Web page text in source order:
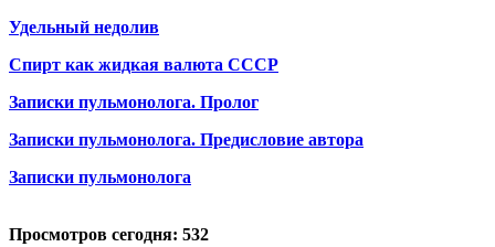
Удельный недолив
Спирт как жидкая валюта СССР
Записки пульмонолога. Пролог
Записки пульмонолога. Предисловие автора
Записки пульмонолога
Просмотров сегодня: 532